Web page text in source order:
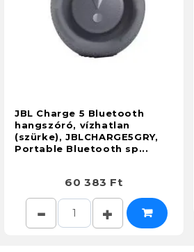
JBL Charge 5 Bluetooth
hangszóró, vízhatlan
(szürke), JBLCHARGE5GRY,
Portable Bluetooth sp...
60 383 Ft